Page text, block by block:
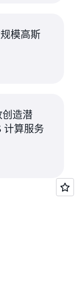
模高斯
造潜
计算服务